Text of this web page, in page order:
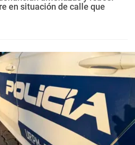
en situación de calle que